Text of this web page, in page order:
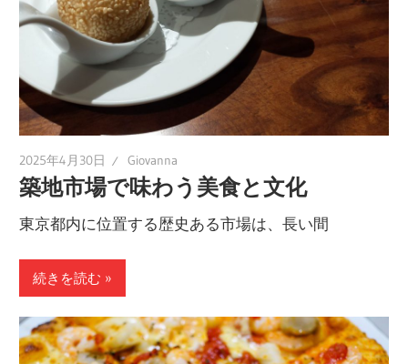
2025年4月30日 Giovanna
築地市場で味わう美食と文化
東京都内に位置する歴史ある市場は、長い間
続きを読む